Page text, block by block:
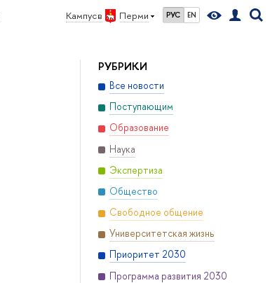
Кампус в Перми РУС EN
РУБРИКИ
Все новости
Поступающим
Образование
Наука
Экспертиза
Общество
Свободное общение
Университетская жизнь
Приоритет 2030
Программа развития 2030